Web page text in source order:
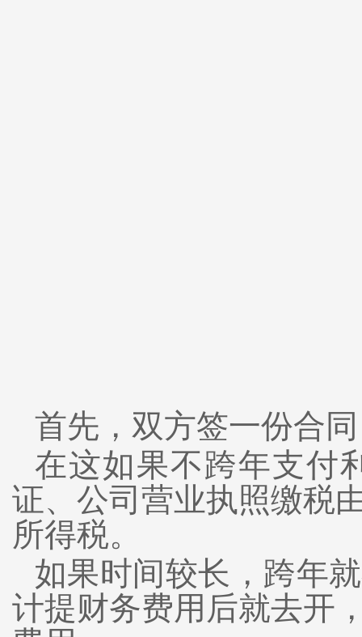
首先，双方签一份合
在这如果不跨年支付
证、公司营业执照缴税
所得税。
如果时间较长，跨年
计提财务费用后就去开